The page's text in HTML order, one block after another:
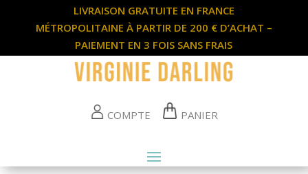
LIVRAISON GRATUITE EN FRANCE
MÉTROPOLITAINE À PARTIR DE 200 € D’ACHAT –
PAIEMENT EN 3 FOIS SANS FRAIS
COMPTE PANIER